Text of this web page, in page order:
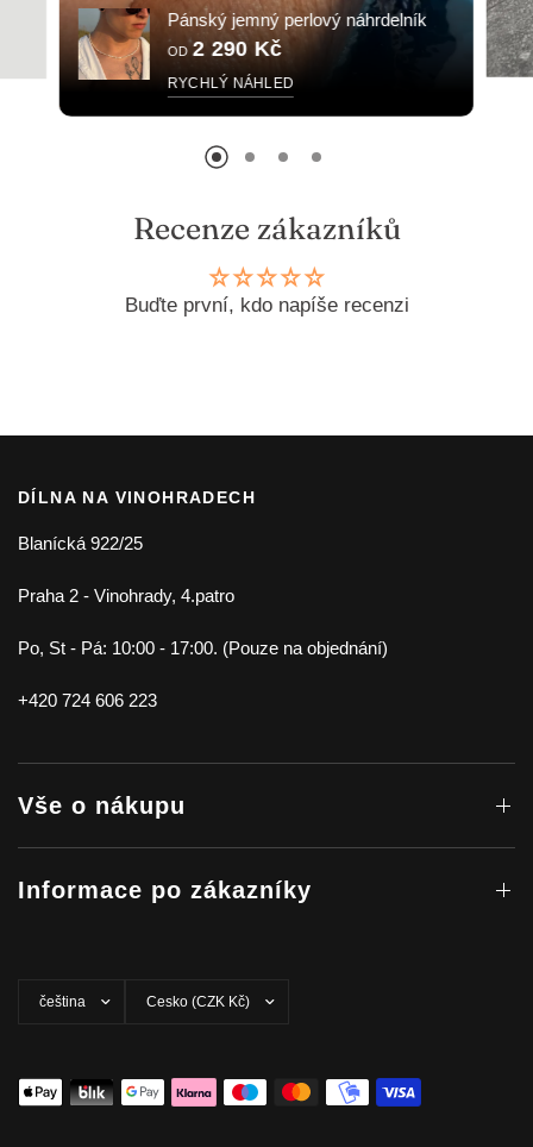
Pánský jemný perlový náhrdelník
OD 2 290 Kč
RYCHLÝ NÁHLED
Recenze zákazníků
Buďte první, kdo napíše recenzi
DÍLNA NA VINOHRADECH
Blanícká 922/25
Praha 2 - Vinohrady, 4.patro
Po, St - Pá: 10:00 - 17:00. (Pouze na objednání)
+420 724 606 223
Vše o nákupu
Informace po zákazníky
zemi/oblast